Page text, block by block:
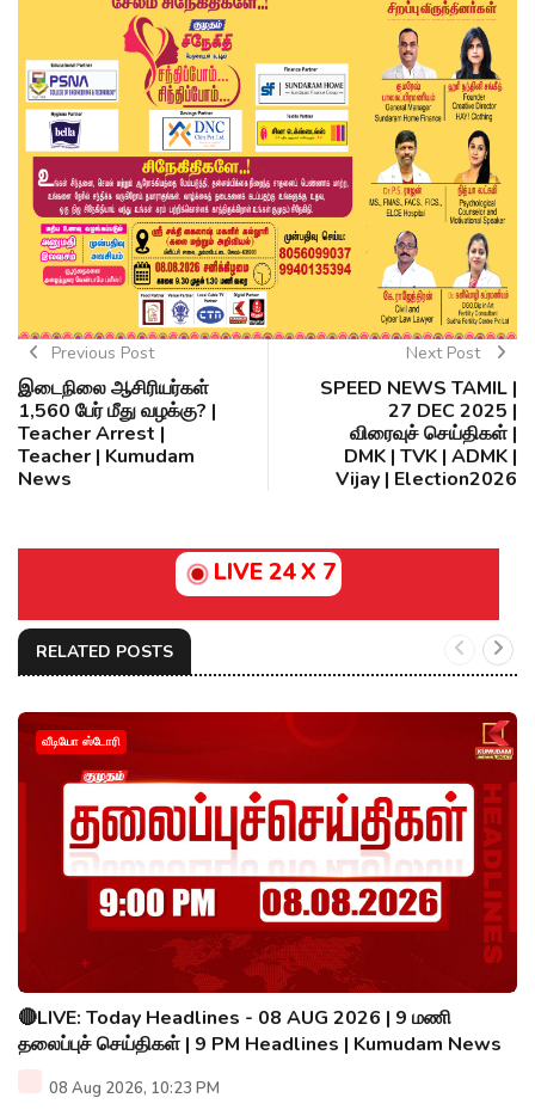
Previous Post
இடைநிலை ஆசிரியர்கள்
1,560 பேர் மீது வழக்கு? |
Teacher Arrest |
Teacher | Kumudam
News
Next Post
SPEED NEWS TAMIL |
27 DEC 2025 |
விரைவுச் செய்திகள் |
DMK | TVK | ADMK |
Vijay | Election2026
LIVE 24 X 7
RELATED POSTS
வீடியோ ஸ்டோரி
🔴LIVE: Today Headlines - 08 AUG 2026 | 9 மணி
தலைப்புச் செய்திகள் | 9 PM Headlines | Kumudam News
08 Aug 2026, 10:23 PM